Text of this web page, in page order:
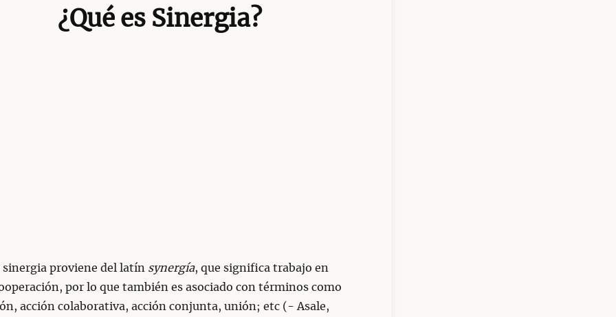
¿Qué es Sinergia?
sinergia proviene del latín synergía, que significa trabajo en
por lo que también es asociado con términos como
acción colaborativa, acción conjunta, unión; etc (- Asale,